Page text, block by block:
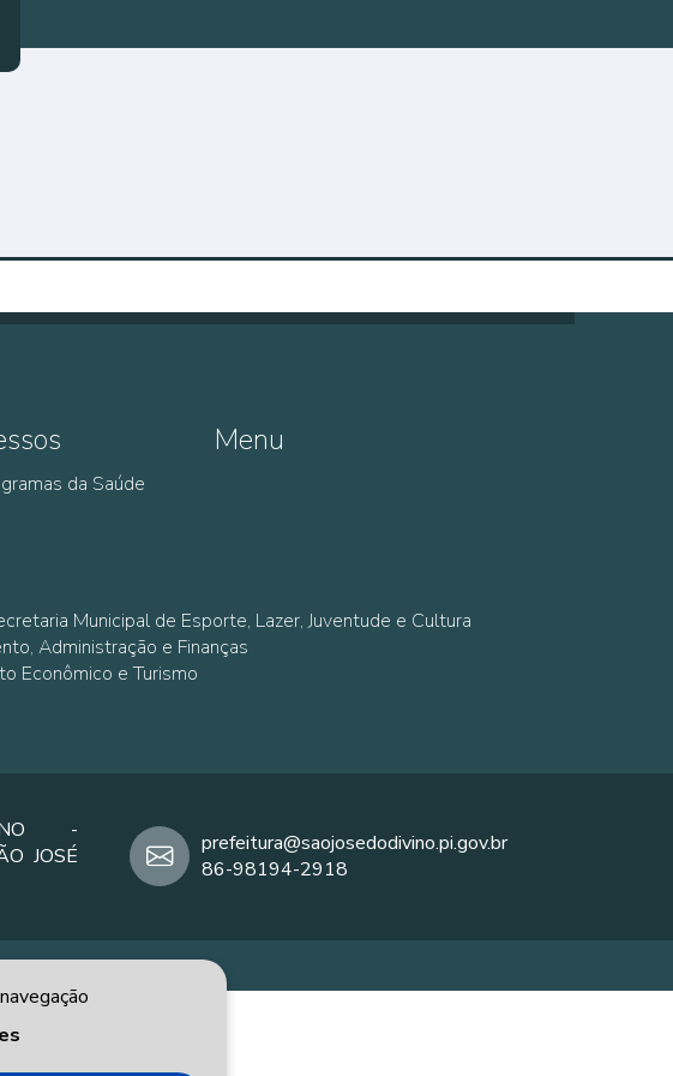
da Saúde
Menu
Municipal de Esporte, Lazer, Juventude e Cultura
Administração e Finanças
Econômico e Turismo
-
JOSÉ
prefeitura@saojosedodivino.pi.gov.br
86-98194-2918